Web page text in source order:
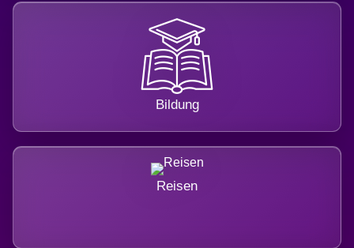
Bildung
Reisen